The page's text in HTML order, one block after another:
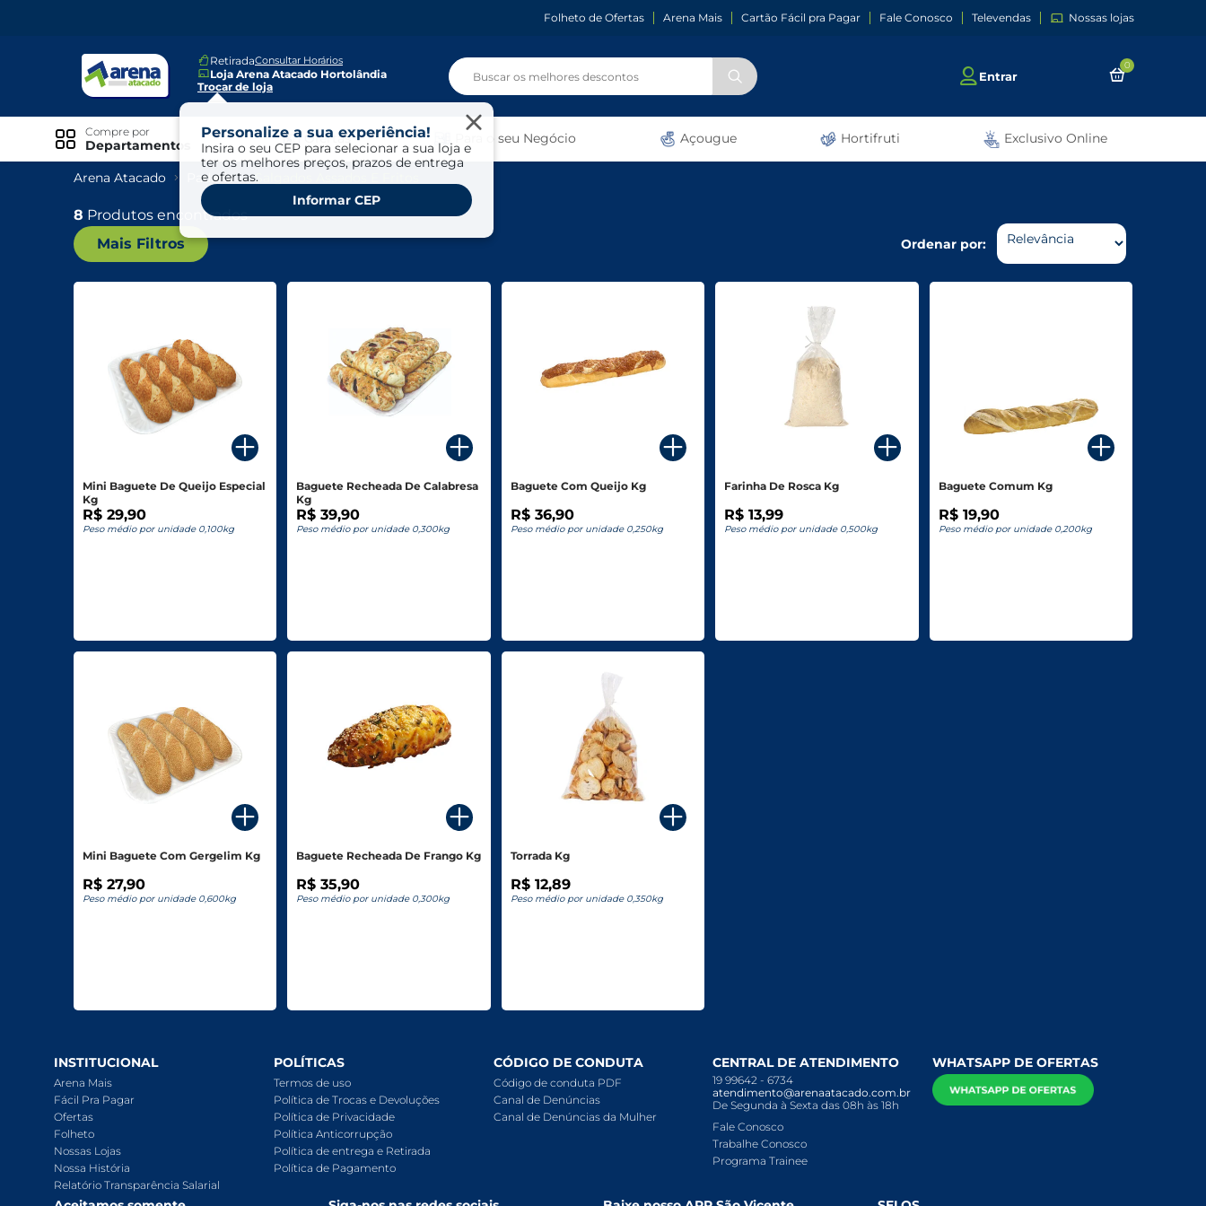
Folheto de Ofertas Arena Mais Cartão Fácil pra Pagar Fale Conosco Televendas Nossas lojas
RetiradaConsultar Horários
Loja Arena Atacado Hortolândia
Trocar de loja
Personalize a sua experiência!
Insira o seu CEP para selecionar a sua loja e
ter os melhores preços, prazos de entrega
e ofertas.
Informar CEP
Entrar
0
Ofertas Para o seu Negócio Açougue Hortifruti Exclusivo Online
Compre por
Departamentos
Especiais
Exclusivo Online
Ofertas
Ofertas Arena Mais
Mundo Infantil
Para o seu Negócio
Mercearia
Carnes, Aves E Peixes
Congelados
Higiene E Beleza
Padaria
Arena Atacado Padaria Salgados Assados E Fritos
8 Produtos encontrados
Mais Filtros
Ordenar por:
Mini Baguete De Queijo Especial
Kg
R$ 29,90
Peso médio por unidade 0,100kg
Baguete Recheada De Calabresa
Kg
R$ 39,90
Peso médio por unidade 0,300kg
Baguete Com Queijo Kg
R$ 36,90
Peso médio por unidade 0,250kg
Farinha De Rosca Kg
R$ 13,99
Peso médio por unidade 0,500kg
Baguete Comum Kg
R$ 19,90
Peso médio por unidade 0,200kg
Mini Baguete Com Gergelim Kg
R$ 27,90
Peso médio por unidade 0,600kg
Baguete Recheada De Frango Kg
R$ 35,90
Peso médio por unidade 0,300kg
Torrada Kg
R$ 12,89
Peso médio por unidade 0,350kg
INSTITUCIONAL
Arena Mais
Fácil Pra Pagar
Ofertas
Folheto
Nossas Lojas
Nossa História
Relatório Transparência Salarial
POLÍTICAS
Termos de uso
Política de Trocas e Devoluções
Política de Privacidade
Política Anticorrupção
Política de entrega e Retirada
Política de Pagamento
CÓDIGO DE CONDUTA
Código de conduta PDF
Canal de Denúncias
Canal de Denúncias da Mulher
CENTRAL DE ATENDIMENTO
19 99642 - 6734
atendimento@arenaatacado.com.br
De Segunda à Sexta das 08h às 18h
Fale Conosco
Trabalhe Conosco
Programa Trainee
WHATSAPP DE OFERTAS